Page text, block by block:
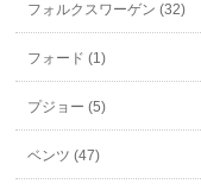
フォルクスワーゲン (32)
フォード (1)
プジョー (5)
ベンツ (47)